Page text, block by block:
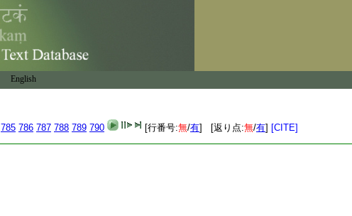
English
785 786 787 788 789 790 [行番号:無/有] [返り点:無/有] [CITE]